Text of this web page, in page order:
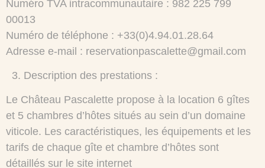
Numéro TVA intracommunautaire : 982 225 799
00013
Numéro de téléphone : +33(0)4.94.01.28.64
Adresse e-mail : reservationpascalette@gmail.com
3.⁠ ⁠Description des prestations :
Le Château Pascalette propose à la location 6 gîtes
et 5 chambres d’hôtes situés au sein d’un domaine
viticole. Les caractéristiques, les équipements et les
tarifs de chaque gîte et chambre d’hôtes sont
détaillés sur le site internet